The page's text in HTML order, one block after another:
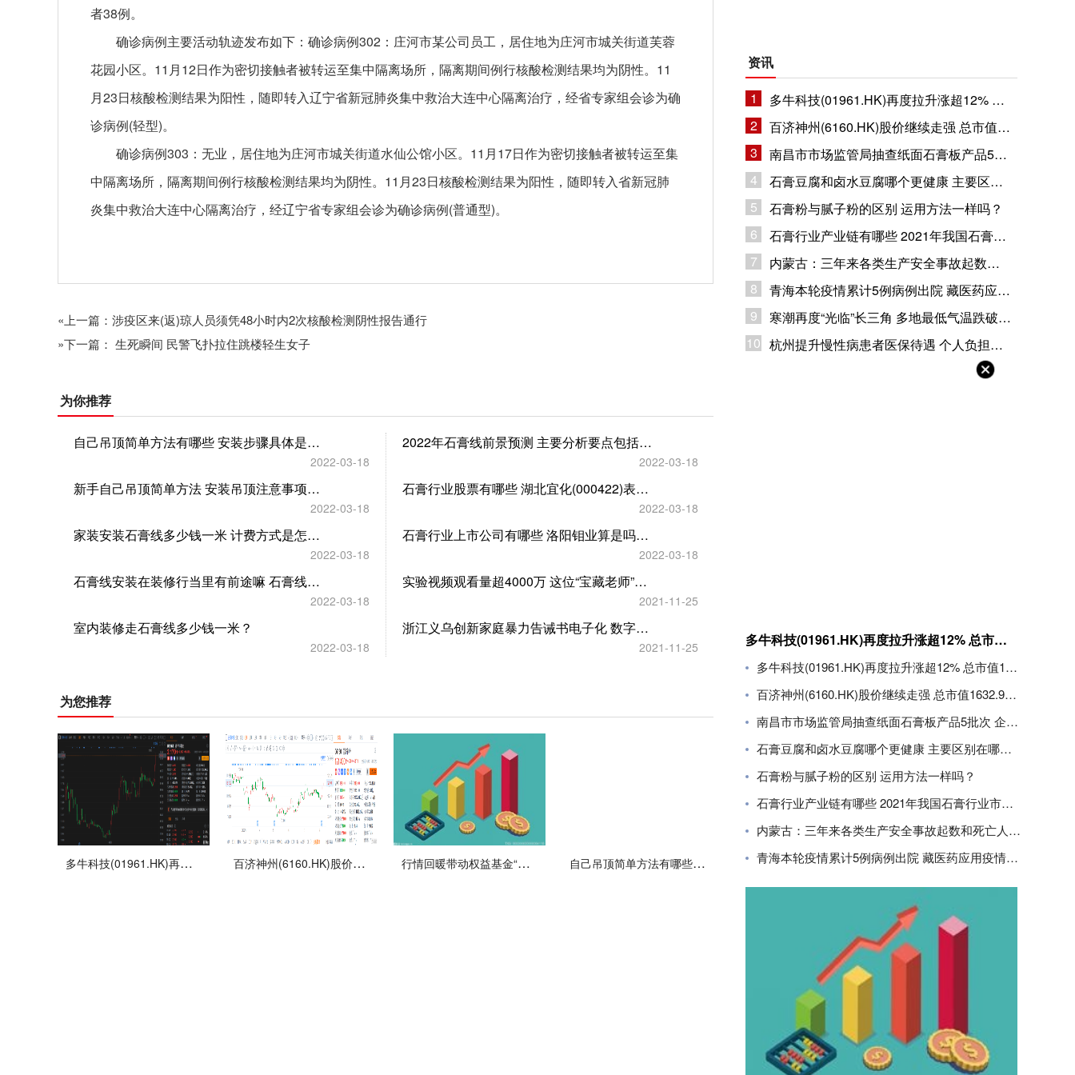
者38例。
确诊病例主要活动轨迹发布如下：确诊病例302：庄河市某公司员工，居住地为庄河市城关街道芙蓉
花园小区。11月12日作为密切接触者被转运至集中隔离场所，隔离期间例行核酸检测结果均为阴性。11
月23日核酸检测结果为阳性 ，随即转入辽宁省新冠肺炎集中救治大连中心隔离治疗，经省专家组会诊为确
诊病例(轻型)。
确诊病例303：无业，居住地为庄河市城关街道水仙公馆小区。11月17日作为密切接触者被转运至集
中隔离场所，隔离期间例行核酸检测结果均为阴性。11月23日核酸检测结果为阳性 ，随即转入省新冠肺
炎集中救治大连中心隔离治疗，经辽宁省专家组会诊为确诊病例(普通型)。
«上一篇：涉疫区来(返)琼人员须凭48小时内2次核酸检测阴性报告通行
»下一篇： 生死瞬间 民警飞扑拉住跳楼轻生女子
为你推荐
自己吊顶简单方法有哪些 安装步骤具体是什么？
2022-03-18
新手自己吊顶简单方法 安装吊顶注意事项有哪些？
2022-03-18
家装安装石膏线多少钱一米 计费方式是怎样的？
2022-03-18
石膏线安装在装修行当里有前途嘛 石膏线装饰效果怎么样？
2022-03-18
室内装修走石膏线多少钱一米？
2022-03-18
2022年石膏线前景预测 主要分析要点包括哪些？
2022-03-18
石膏行业股票有哪些 湖北宜化(000422)表现怎么样？
2022-03-18
石膏行业上市公司有哪些 洛阳钼业算是吗？（2022/3/11）
2022-03-18
实验视频观看量超4000万 这位“宝藏老师”为啥火了？
2021-11-25
浙江义乌创新家庭暴力告诫书电子化 数字赋能家暴警情
2021-11-25
为您推荐
多牛科技(01961.HK)再度拉升涨超12% 总市值11.8亿港元 百济神州(6160.HK)股价继续走强 总市值1632.94亿港元 行情回暖带动权益基金“回血” 上证指数在4月底探底回升 自己吊顶简单方法有哪些 安装步骤具体是什么？
资讯
1
多牛科技(01961.HK)再度拉升涨超12% 总市值11.8亿港元
2
百济神州(6160.HK)股价继续走强 总市值1632.94亿港元
3
南昌市市场监管局抽查纸面石膏板产品5批次 企业合格率80%
4
石膏豆腐和卤水豆腐哪个更健康 主要区别在哪里？
5
石膏粉与腻子粉的区别 运用方法一样吗？
6
石膏行业产业链有哪些 2021年我国石膏行业市场现状分析
7
内蒙古：三年来各类生产安全事故起数和死亡人数同比下降
8
青海本轮疫情累计5例病例出院 藏医药应用疫情防控
9
寒潮再度“光临”长三角 多地最低气温跌破冰点
10
杭州提升慢性病患者医保待遇 个人负担部分纳入大病保险
多牛科技(01961.HK)再度拉升涨超12% 总市值11.8亿港元
多牛科技(01961.HK)再度拉升涨超12% 总市值11.8亿港元
百济神州(6160.HK)股价继续走强 总市值1632.94亿港元
南昌市市场监管局抽查纸面石膏板产品5批次 企业合格率80%
石膏豆腐和卤水豆腐哪个更健康 主要区别在哪里？
石膏粉与腻子粉的区别 运用方法一样吗？
石膏行业产业链有哪些 2021年我国石膏行业市场现状分析
内蒙古：三年来各类生产安全事故起数和死亡人数同比下降
青海本轮疫情累计5例病例出院 藏医药应用疫情防控